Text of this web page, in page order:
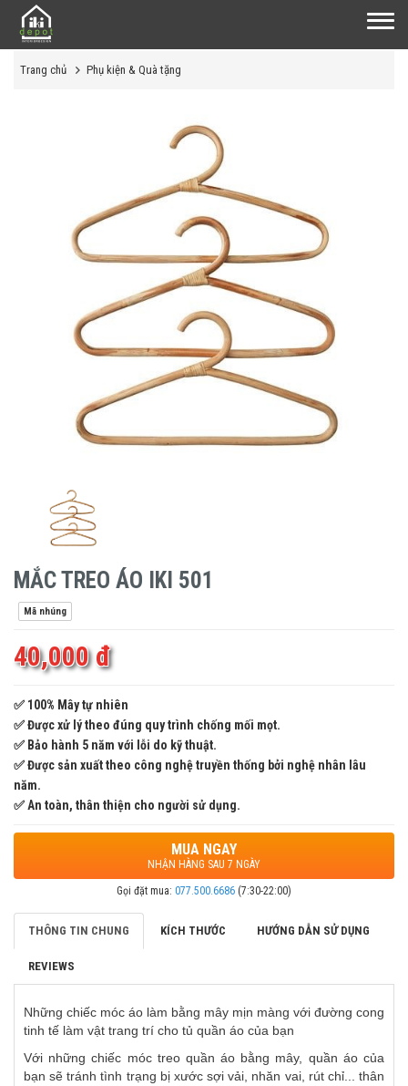
Trang chủ Phụ kiện & Quà tặng
MẮC TREO ÁO IKI 501
Mã nhúng
40,000 đ
✅ 100% Mây tự nhiên
✅ Được xử lý theo đúng quy trình chống mối mọt.
✅ Bảo hành 5 năm với lỗi do kỹ thuật.
✅ Được sản xuất theo công nghệ truyền thống bởi nghệ nhân lâu
năm.
✅ An toàn, thân thiện cho người sử dụng.
MUA NGAY
NHẬN HÀNG SAU 7 NGÀY
Gọi đặt mua: 077.500.6686 (7:30-22:00)
THÔNG TIN CHUNG KÍCH THƯỚC HƯỚNG DẪN SỬ DỤNG
REVIEWS
Những chiếc móc áo làm bằng mây mịn màng với đường cong
tinh tế làm vật trang trí cho tủ quần áo của bạn
Với những chiếc móc treo quần áo bằng mây, quần áo của
bạn sẽ tránh tình trạng bị xước sợi vải, nhăn vai, rút chỉ... thân